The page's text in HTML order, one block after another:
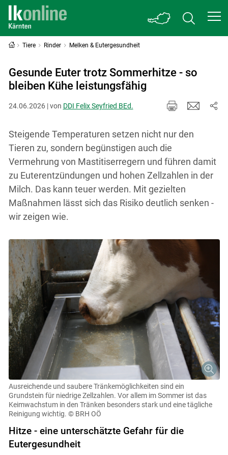
Tiere Rinder Melken & Eutergesundheit
Gesunde Euter trotz Sommerhitze - so
bleiben Kühe leistungsfähig
24.06.2026 | von DDI Felix Seyfried BEd.
Steigende Temperaturen setzen nicht nur den
Tieren zu, sondern begünstigen auch die
Vermehrung von Mastitiserregern und führen damit
zu Euterentzündungen und hohen Zellzahlen in der
Milch. Das kann teuer werden. Mit gezielten
Maßnahmen lässt sich das Risiko deutlich senken -
wir zeigen wie.
Ausreichende und saubere Tränkemöglichkeiten sind ein
Grundstein für niedrige Zellzahlen. Vor allem im Sommer ist das
Keimwachstum in den Tränken besonders stark und eine tägliche
Reinigung wichtig. © BRH OÖ
Hitze - eine unterschätzte Gefahr für die
Eutergesundheit